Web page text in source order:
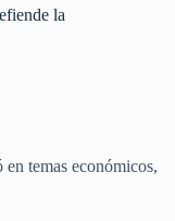
la
temas económicos,